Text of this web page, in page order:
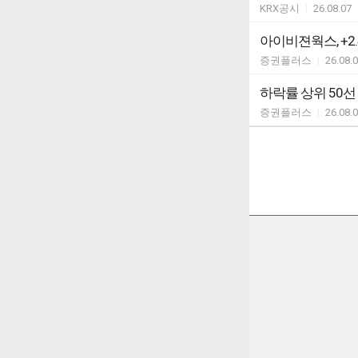
KRX공시 26.08.07
아이비젼웍스,
증권플러스
하락률 상위 50
증권플러스